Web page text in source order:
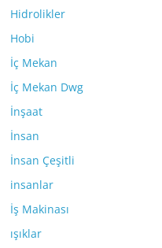
Hidrolikler
Hobi
İç Mekan
İç Mekan Dwg
İnşaat
İnsan
İnsan Çeşitli
insanlar
İş Makinası
ışıklar